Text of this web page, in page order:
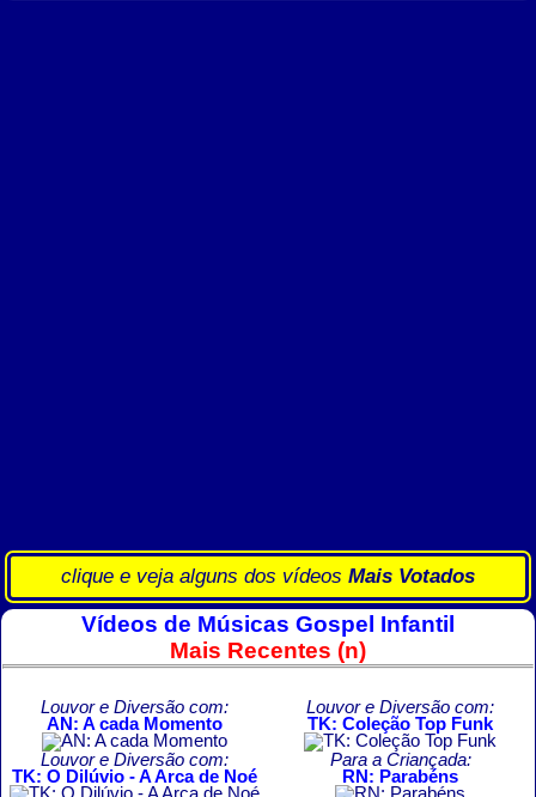
clique e veja alguns dos vídeos Mais Votados
Vídeos de Músicas Gospel Infantil
Mais Recentes (n)
Louvor e Diversão com:
AN: A cada Momento
Louvor e Diversão com:
TK: Coleção Top Funk
Louvor e Diversão com:
TK: O Dilúvio - A Arca de Noé
Para a Criançada:
RN: Parabéns